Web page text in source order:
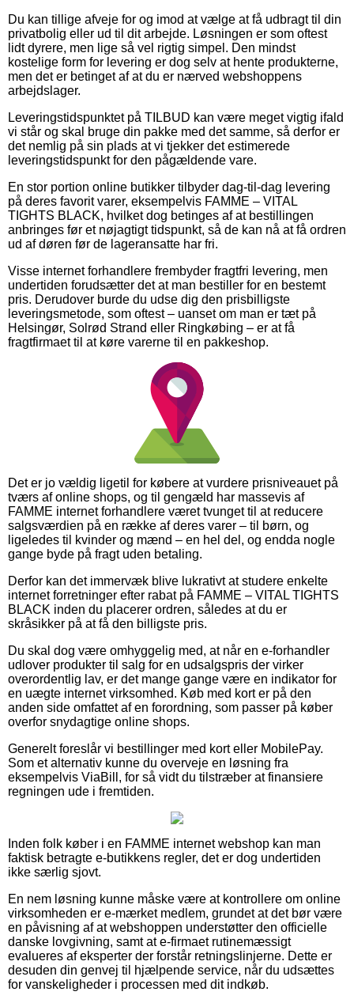
Du kan tillige afveje for og imod at vælge at få udbragt til din
privatbolig eller ud til dit arbejde. Løsningen er som oftest
lidt dyrere, men lige så vel rigtig simpel. Den mindst
kostelige form for levering er dog selv at hente produkterne,
men det er betinget af at du er nærved webshoppens
arbejdslager.
Leveringstidspunktet på TILBUD kan være meget vigtig ifald
vi står og skal bruge din pakke med det samme, så derfor er
det nemlig på sin plads at vi tjekker det estimerede
leveringstidspunkt for den pågældende vare.
En stor portion online butikker tilbyder dag-til-dag levering
på deres favorit varer, eksempelvis FAMME – VITAL
TIGHTS BLACK, hvilket dog betinges af at bestillingen
anbringes før et nøjagtigt tidspunkt, så de kan nå at få ordren
ud af døren før de lageransatte har fri.
Visse internet forhandlere frembyder fragtfri levering, men
undertiden forudsætter det at man bestiller for en bestemt
pris. Derudover burde du udse dig den prisbilligste
leveringsmetode, som oftest – uanset om man er tæt på
Helsingør, Solrød Strand eller Ringkøbing – er at få
fragtfirmaet til at køre varerne til en pakkeshop.
Det er jo vældig ligetil for købere at vurdere prisniveauet på
tværs af online shops, og til gengæld har massevis af
FAMME internet forhandlere været tvunget til at reducere
salgsværdien på en række af deres varer – til børn, og
ligeledes til kvinder og mænd – en hel del, og endda nogle
gange byde på fragt uden betaling.
Derfor kan det immervæk blive lukrativt at studere enkelte
internet forretninger efter rabat på FAMME – VITAL TIGHTS
BLACK inden du placerer ordren, således at du er
skråsikker på at få den billigste pris.
Du skal dog være omhyggelig med, at når en e-forhandler
udlover produkter til salg for en udsalgspris der virker
overordentlig lav, er det mange gange være en indikator for
en uægte internet virksomhed. Køb med kort er på den
anden side omfattet af en forordning, som passer på køber
overfor snydagtige online shops.
Generelt foreslår vi bestillinger med kort eller MobilePay.
Som et alternativ kunne du overveje en løsning fra
eksempelvis ViaBill, for så vidt du tilstræber at finansiere
regningen ude i fremtiden.
Inden folk køber i en FAMME internet webshop kan man
faktisk betragte e-butikkens regler, det er dog undertiden
ikke særlig sjovt.
En nem løsning kunne måske være at kontrollere om online
virksomheden er e-mærket medlem, grundet at det bør være
en påvisning af at webshoppen understøtter den officielle
danske lovgivning, samt at e-firmaet rutinemæssigt
evalueres af eksperter der forstår retningslinjerne. Dette er
desuden din genvej til hjælpende service, når du udsættes
for vanskeligheder i processen med dit indkøb.